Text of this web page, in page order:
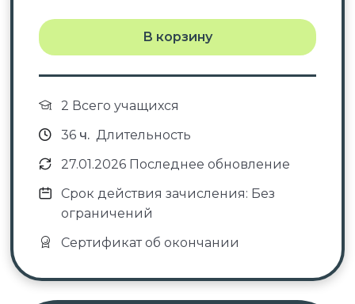
В корзину
2 Всего учащихся
36ч. Длительность
27.01.2026 Последнее обновление
Срок действия зачисления: Без
ограничений
Сертификат об окончании